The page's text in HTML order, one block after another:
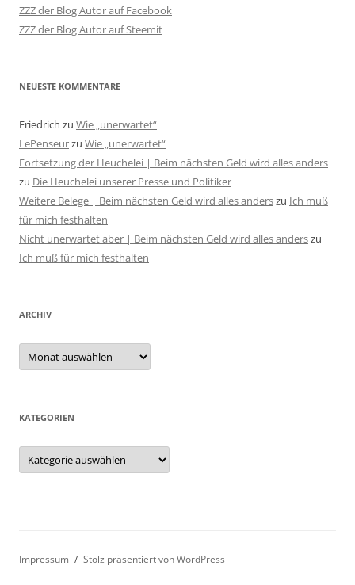
ZZZ der Blog Autor auf Facebook
ZZZ der Blog Autor auf Steemit
NEUESTE KOMMENTARE
Friedrich zu Wie „unerwartet“
LePenseurzu Wie „unerwartet“
Fortsetzung der Heuchelei | Beim nächsten Geld wird alles anders
zu Die Heuchelei unserer Presse und Politiker
Weitere Belege | Beim nächsten Geld wird alles anderszu Ich muß
für mich festhalten
Nicht unerwartet aber | Beim nächsten Geld wird alles anderszu
Ich muß für mich festhalten
ARCHIV
Archiv
KATEGORIEN
Kategorien
Impressum Stolz präsentiert von WordPress